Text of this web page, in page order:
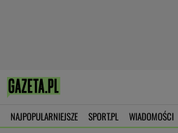
NAJPOPULARNIEJSZE SPORT.PL WIADOMOŚCI